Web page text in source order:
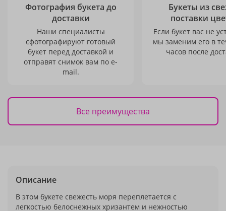
Фотография букета до
доставки
Наши специалисты
сфотографируют готовый
букет перед доставкой и
отправят снимок вам по e-
mail.
Букеты из
поставки
Если букет вас не
мы заменим его в
часов после
Все преимущества
Описание
В этом букете свежесть моря переплетается с
легкостью белоснежных хризантем и нежностью